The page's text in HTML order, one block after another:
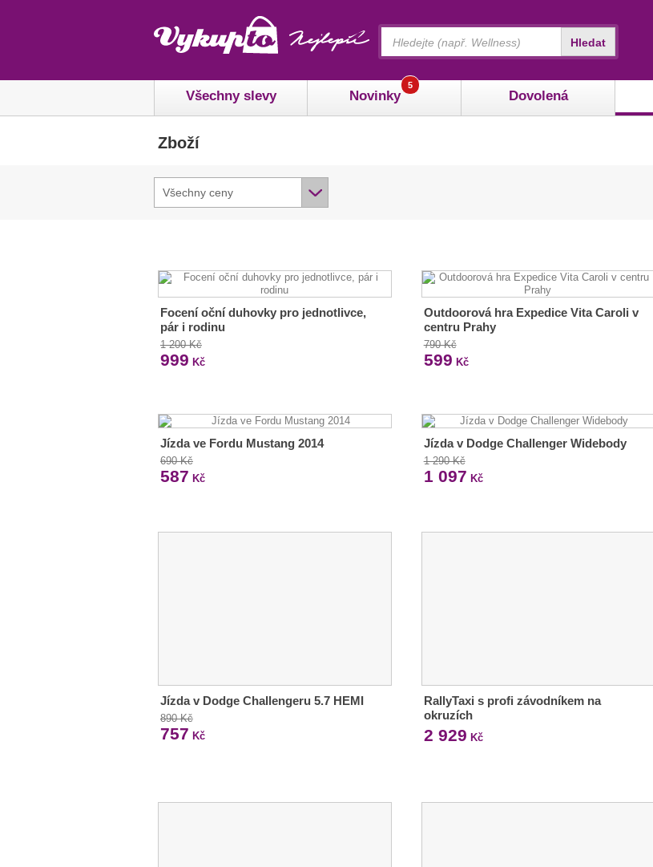
Všechny slevy Novinky
5
Dovolená
Hledat
Zboží
Všechny ceny
Focení oční duhovky pro jednotlivce,
pár i rodinu
1 200 Kč
999 Kč
Outdoorová hra Expedice Vita Caroli v
centru Prahy
790 Kč
599 Kč
Jízda ve Fordu Mustang 2014
690 Kč
587 Kč
Jízda v Dodge Challenger Widebody
1 290 Kč
1 097 Kč
Jízda v Dodge Challengeru 5.7 HEMI
890 Kč
757 Kč
RallyTaxi s profi závodníkem na
okruzích
2 929 Kč